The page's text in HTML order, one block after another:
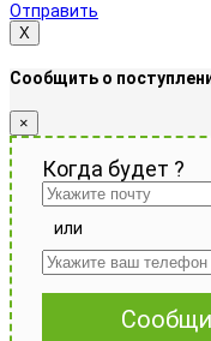
Отправить
Х
Сообщить о
×
Когда будет ?
или